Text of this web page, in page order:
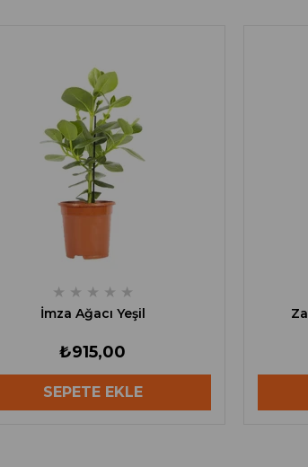
★ ★ ★ ★ ★
İmza Ağacı Yeşil
₺915,00
SEPETE EKLE